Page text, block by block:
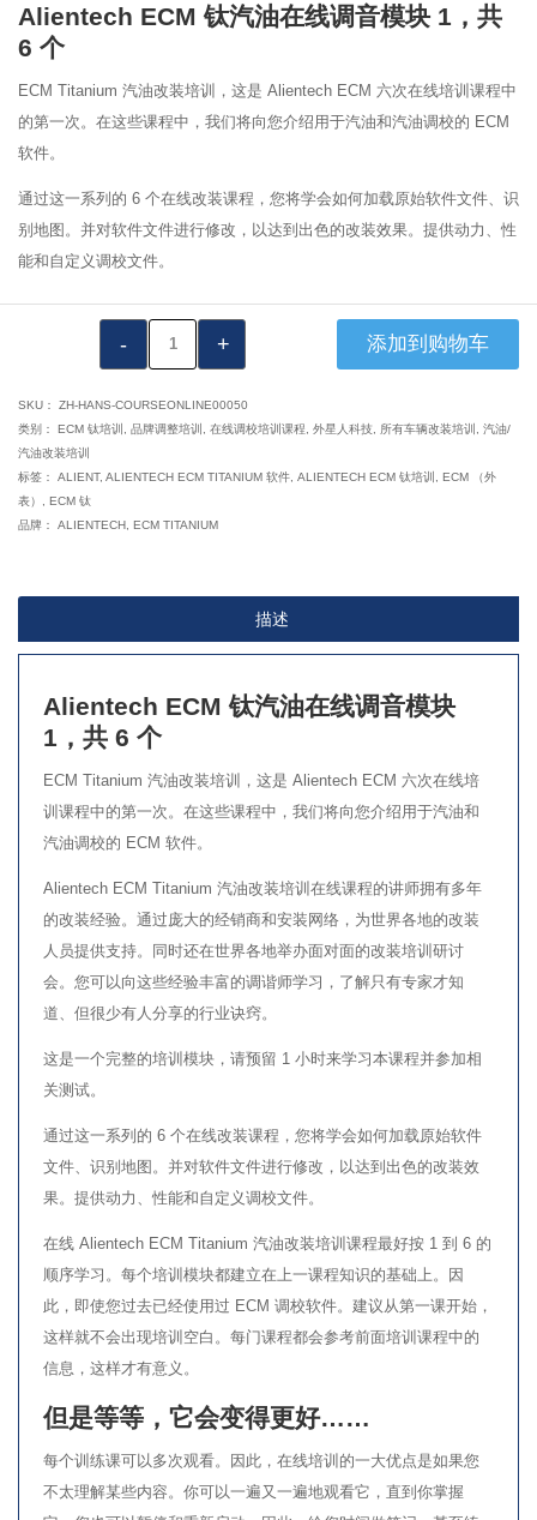
Alientech ECM 钛汽油在线调音模块 1，共
6 个
ECM Titanium 汽油改装培训，这是 Alientech ECM 六次在线培训课程中
的第一次。在这些课程中，我们将向您介绍用于汽油和汽油调校的 ECM
软件。
通过这一系列的 6 个在线改装课程，您将学会如何加载原始软件文件、识
别地图。并对软件文件进行修改，以达到出色的改装效果。提供动力、性
能和自定义调校文件。
Alientech
钛
-
of
数
量
添加到购物车
SKU： ZH-HANS-COURSEONLINE00050
类别： ECM 钛培训 品牌调整培训 在线调校培训课程 外星人科技 所有车辆改装培训
汽油/
汽油改装培训
标签： ALIENT, ALIENTECH ECM TITANIUM 软件 ALIENTECH ECM 钛培训
ECM （外
表）
ECM 钛
品牌： ALIENTECH ECM TITANIUM
描述
Alientech ECM 钛汽油在线调音模块
1，共 6 个
ECM Titanium 汽油改装培训，这是 Alientech ECM 六次在线培
训课程中的第一次。在这些课程中，我们将向您介绍用于汽油和
汽油调校的 ECM 软件。
Alientech ECM Titanium 汽油改装培训在线课程的讲师拥有多年
的改装经验。通过庞大的经销商和安装网络，为世界各地的改装
人员提供支持。同时还在世界各地举办面对面的改装培训研讨
会。您可以向这些经验丰富的调谐师学习，了解只有专家才知
道、但很少有人分享的行业诀窍。
这是一个完整的培训模块，请预留 1 小时来学习本课程并参加相
关测试。
通过这一系列的 6 个在线改装课程，您将学会如何加载原始软件
文件、识别地图。并对软件文件进行修改，以达到出色的改装效
果。提供动力、性能和自定义调校文件。
在线 Alientech ECM Titanium 汽油改装培训课程最好按 1 到 6 的
顺序学习。每个培训模块都建立在上一课程知识的基础上。因
此，即使您过去已经使用过 ECM 调校软件。建议从第一课开始，
这样就不会出现培训空白。每门课程都会参考前面培训课程中的
信息，这样才有意义。
但是等等，它会变得更好……
每个训练课可以多次观看。因此，在线培训的一大优点是如果您
不太理解某些内容。你可以一遍又一遍地观看它，直到你掌握